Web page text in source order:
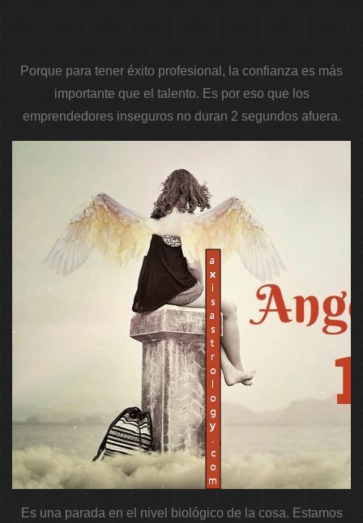
Porque para tener éxito profesional, la confianza es más
importante que el talento. Es por eso que los
emprendedores inseguros no duran 2 segundos afuera.
Es una parada en el nivel biológico de la cosa. Estamos